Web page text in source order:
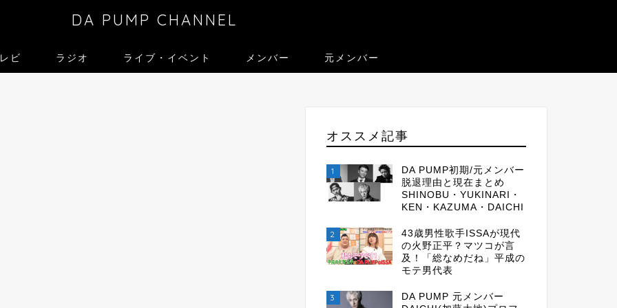
DA PUMP CHANNEL
ビ ラジオ ライブ・イベント メンバー 元メンバー
オススメ記事
1
DA PUMP初期/元メンバー
脱退理由と現在まとめ
SHINOBU・YUKINARI・
KEN・KAZUMA・DAICHI
2
43歳男性歌手ISSAが現代
の火野正平？マツコが言
及！「総なめだね」平成の
モテ男代表
3
DA PUMP 元メンバー